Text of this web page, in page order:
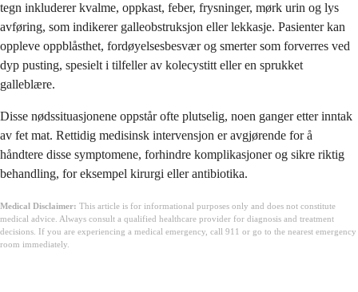
tegn inkluderer kvalme, oppkast, feber, frysninger, mørk urin og lys
avføring, som indikerer galleobstruksjon eller lekkasje. Pasienter kan
oppleve oppblåsthet, fordøyelsesbesvær og smerter som forverres ved
dyp pusting, spesielt i tilfeller av kolecystitt eller en sprukket
galleblære.
Disse nødssituasjonene oppstår ofte plutselig, noen ganger etter inntak
av fet mat. Rettidig medisinsk intervensjon er avgjørende for å
håndtere disse symptomene, forhindre komplikasjoner og sikre riktig
behandling, for eksempel kirurgi eller antibiotika.
Medical Disclaimer: This article is for informational purposes only and does not constitute
medical advice. Always consult a qualified healthcare provider for diagnosis and treatment
decisions. If you are experiencing a medical emergency, call 911 or go to the nearest emergency
room immediately.